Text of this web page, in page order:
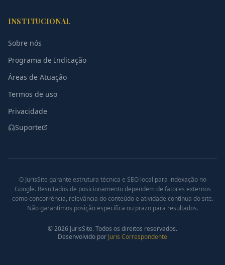
INSTITUCIONAL
Sobre nós
Programa de Indicação
Áreas de Atuação
Termos de uso
Privacidade
Suporte
O JurisSite garante estrutura técnica e SEO local para indexação no
Google. Resultados de posicionamento dependem de fatores externos
como concorrência, relevância do conteúdo e atividade contínua do site.
Não garantimos posição específica ou prazo para resultados.
©2026 JurisSite. Todos os direitos reservados.
Desenvolvido por Juris Correspondente